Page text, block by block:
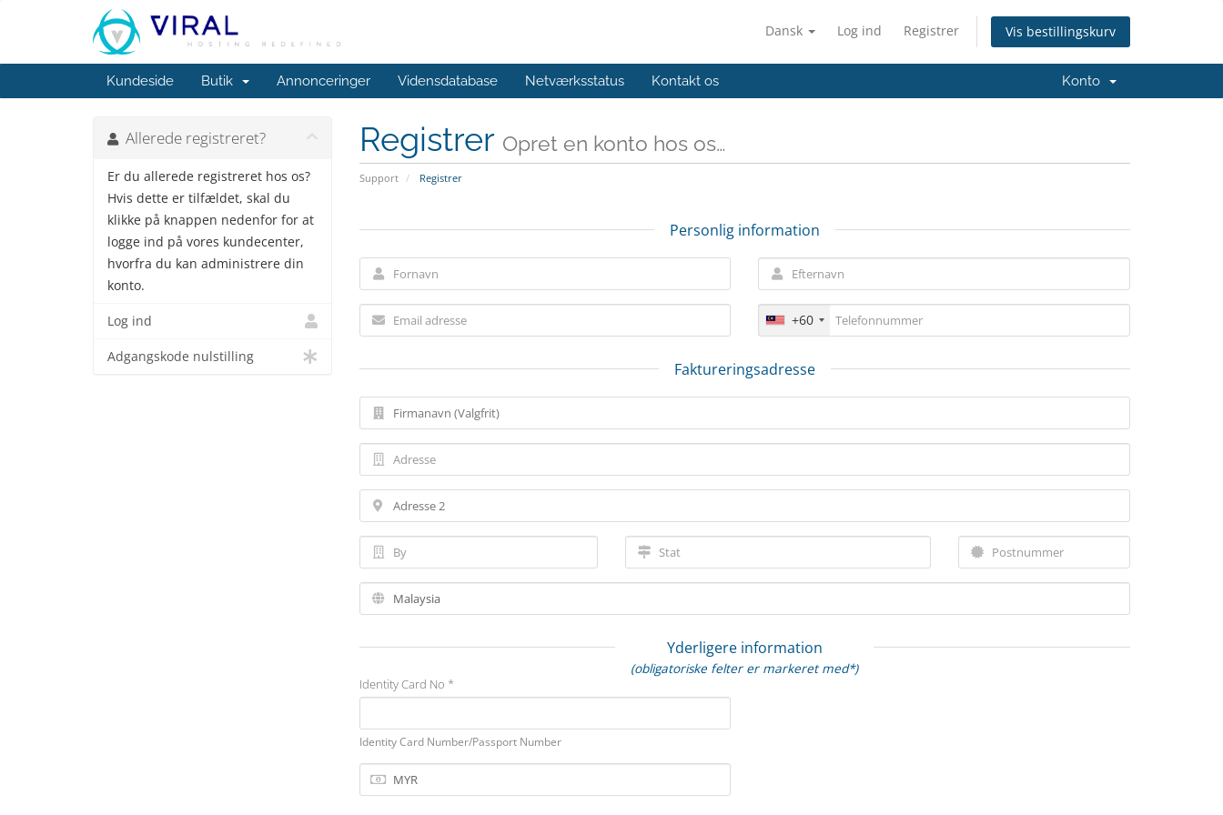
Dansk Log ind Registrer Vis bestillingskurv
Kundeside Butik Annonceringer Vidensdatabase Netværksstatus Kontakt os Konto
Registrer Opret en konto hos os…
Support Registrer
Allerede registreret?
Er du allerede registreret hos os?
Hvis dette er tilfældet, skal du
klikke på knappen nedenfor for at
logge ind på vores kundecenter,
hvorfra du kan administrere din
konto.
Log ind
Adgangskode nulstilling
Personlig information
+60
Faktureringsadresse
Yderligere information
(obligatoriske felter er markeret med*)
Identity Card No *
Identity Card Number/Passport Number